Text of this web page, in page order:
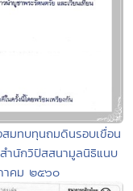
มทบทุนถมดินรอบเขื่อน
นักวิปัสสนามูลนิธิแนบ
าคม ๒๕๖๐